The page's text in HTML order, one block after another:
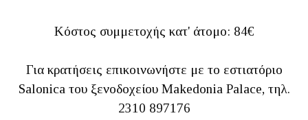
Κόστος συμμετοχής κατ' άτομο: 84€
Για κρατήσεις επικοινωνήστε με το εστιατόριο
Salonica του ξενοδοχείου Makedonia Palace, τηλ.
2310 897176